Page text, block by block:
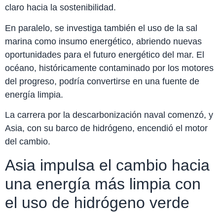
claro hacia la sostenibilidad.
En paralelo, se investiga también el uso de la sal
marina como insumo energético, abriendo nuevas
oportunidades para el futuro energético del mar. El
océano, históricamente contaminado por los motores
del progreso, podría convertirse en una fuente de
energía limpia.
La carrera por la descarbonización naval comenzó, y
Asia, con su barco de hidrógeno, encendió el motor
del cambio.
Asia impulsa el cambio hacia
una energía más limpia con
el uso de hidrógeno verde